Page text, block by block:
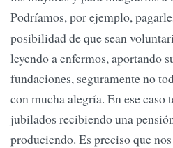
Podríamos, por ejemplo,
posibilidad de que sean
leyendo a enfermos, aportando
fundaciones, seguramente no
con mucha alegría. En ese caso
jubilados recibiendo una
produciendo. Es preciso que